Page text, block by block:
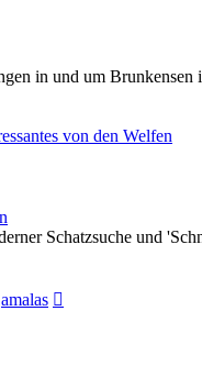
in und um Brunkensen
von den Welfen
Schatzsuche und
amalas